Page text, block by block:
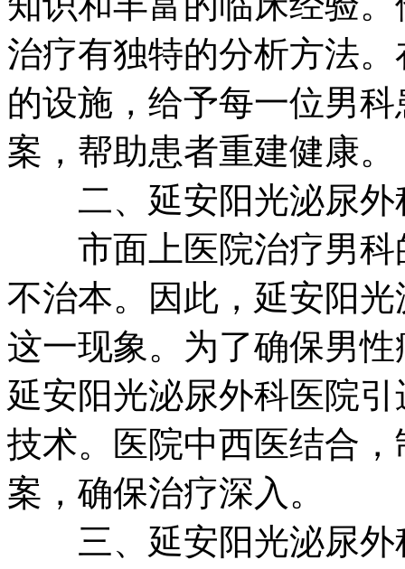
治疗有独特的分析方法
的设施，给予每一位男
案，帮助患者重建健康。
二、延安阳光泌尿外
市面上医院治疗男科
不治本。因此，延安阳
这一现象。为了确保男
延安阳光泌尿外科医院
技术。医院中西医结合
案，确保治疗深入。
三、延安阳光泌尿外